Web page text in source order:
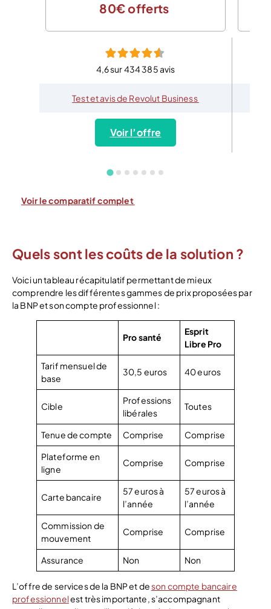
80€ offerts
4,6 sur 434 385 avis
Test et avis de Revolut Business
Voir l’offre
Voir le comparatif complet
Quels sont les coûts de la solution ?
Voici un tableau récapitulatif permettant de mieux
comprendre les différentes gammes de prix proposées par
la BNP et son compte professionnel :
Pro santé
Esprit
Libre Pro
Tarif mensuel de
base
30,5 euros 40 euros
Cible
Professions
libérales
Toutes
Tenue de compte Comprise
Comprise
Plateforme en
ligne
Comprise Comprise
Carte bancaire
57 euros à
l’année
57 euros à
l’année
Commission de
mouvement
Comprise Comprise
Assurance Non Non
L’offre de services de la BNP et de son compte bancaire
professionnelest très importante, s’accompagnant